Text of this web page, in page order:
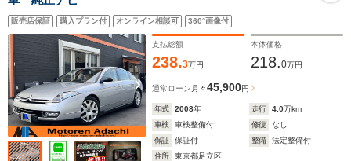
販売店保証 購入プラン付 オンライン相談可 360°画像付
支払総額
238.3万円
本体価格
218.0万円
通常ローン 月々45,900円
年式 2008年 走行 4.0万km
車検
車検整備付 修復
なし
保証
保証付 整備
法定整備付
住所
東京都足立区